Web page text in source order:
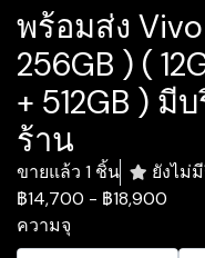
พร้อมส่ง
256GB ) (
+ 512GB )
ร้าน
ขายแล้ว 1 ชิ้น
ยังไม่
฿14,700 - ฿18,900
ความจุ